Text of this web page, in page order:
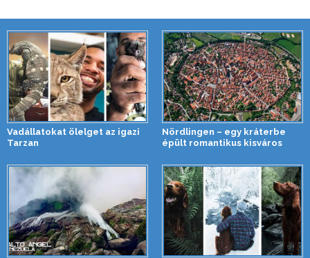
Vadállatokat ölelget az igazi
Tarzan
Nördlingen – egy kráterbe
épült romantikus kisváros